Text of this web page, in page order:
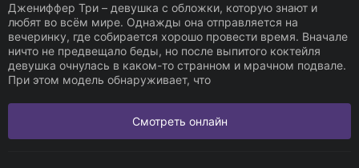
Джениффер Три – девушка с обложки, которую знают и
любят во всём мире. Однажды она отправляется на
вечеринку, где собирается хорошо провести время. Вначале
ничто не предвещало беды, но после выпитого коктейля
девушка очнулась в каком-то странном и мрачном подвале.
При этом модель обнаруживает, что
Смотреть онлайн